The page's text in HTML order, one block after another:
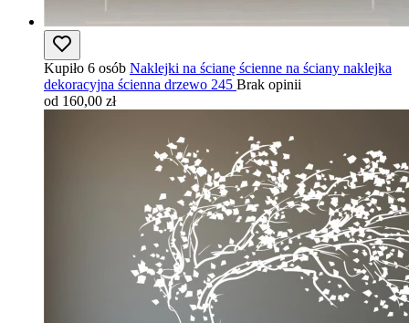
Kupiło 6 osób Naklejki na ścianę ścienne na ściany naklejka
dekoracyjna ścienna drzewo 245 Brak opinii
od 160,00 zł